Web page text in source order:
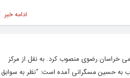
ادامه خبر
خراسان رضوی منصوب کرد. به نقل از مرکز
به حسین مسگرانی آمده است: “نظر به سوابق